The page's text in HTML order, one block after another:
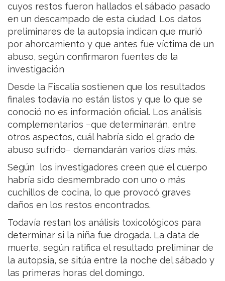
cuyos restos fueron hallados el sábado pasado
en un descampado de esta ciudad. Los datos
preliminares de la autopsia indican que murió
por ahorcamiento y que antes fue víctima de un
abuso, según confirmaron fuentes de la
investigación
Desde la Fiscalía sostienen que los resultados
finales todavía no están listos y que lo que se
conoció no es información oficial. Los análisis
complementarios −que determinarán, entre
otros aspectos, cuál habría sido el grado de
abuso sufrido− demandarán varios días más.
Según los investigadores creen que el cuerpo
habría sido desmembrado con uno o más
cuchillos de cocina, lo que provocó graves
daños en los restos encontrados.
Todavía restan los análisis toxicológicos para
determinar si la niña fue drogada. La data de
muerte, según ratifica el resultado preliminar de
la autopsia, se sitúa entre la noche del sábado y
las primeras horas del domingo.